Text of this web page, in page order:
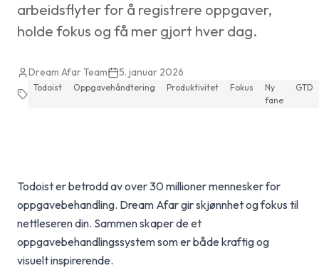
arbeidsflyter for å registrere oppgaver,
holde fokus og få mer gjort hver dag.
Dream Afar Team 5. januar 2026
Todoist Oppgavehåndtering Produktivitet Fokus
Ny
fane
GTD
Todoist er betrodd av over 30 millioner mennesker for
oppgavebehandling. Dream Afar gir skjønnhet og fokus til
nettleseren din. Sammen skaper de et
oppgavebehandlingssystem som er både kraftig og
visuelt inspirerende.